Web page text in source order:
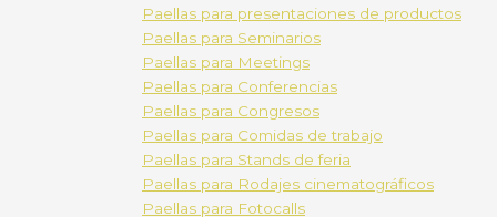
Paellas para presentaciones de productos
Paellas para Seminarios
Paellas para Meetings
Paellas para Conferencias
Paellas para Congresos
Paellas para Comidas de trabajo
Paellas para Stands de feria
Paellas para Rodajes cinematográficos
Paellas para Fotocalls